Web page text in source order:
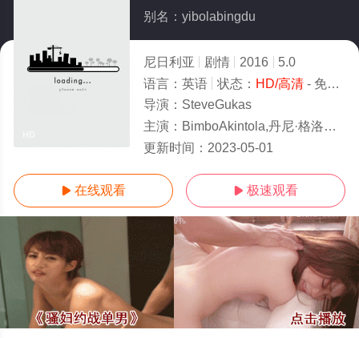
别名：yibolabingdu
尼日利亚 剧情 2016
5.0
语言： 英语 状态： HD/高清- 免费在线观看
导演： SteveGukas
主演： BimboAkintola,丹尼·格洛弗,SomkeleIdhalama,SeunKentebe,阿拉斯塔尔·麦肯泽,SolaO
更新时间： 2023-05-01
 在线观看  极速观看